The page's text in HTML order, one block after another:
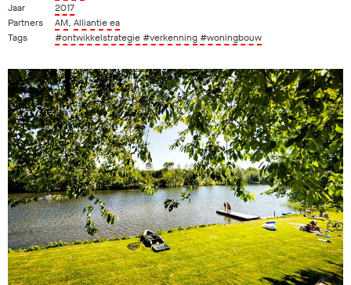
Jaar
2017
Partners
AM, Alliantie ea
Tags
#ontwikkelstrategie#verkenning#woningbouw